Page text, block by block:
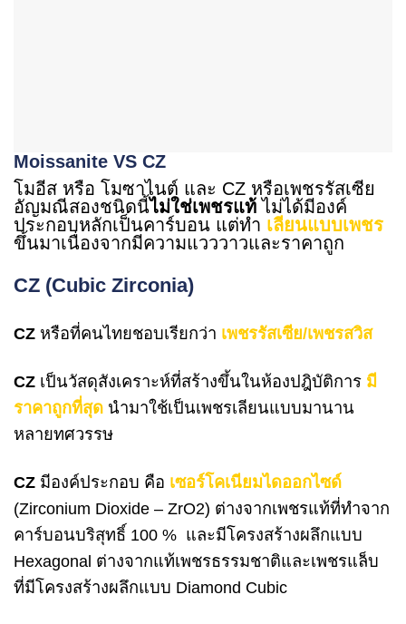
Moissanite VS CZ
โมอีส หรือ โมซาไนต์ และ CZ หรือเพชรรัสเซีย
อัญมณีสองชนิดนี้ไม่ใช่เพชรแท้ ไม่ได้มีองค์
ประกอบหลักเป็นคาร์บอน แต่ทำ เลียนแบบเพชร
ขึ้นมาเนื่องจากมีความแวววาวและราคาถูก
CZ (Cubic Zirconia)
CZ หรือที่คนไทยชอบเรียกว่า เพชรรัสเซีย/เพชรสวิส
CZ เป็นวัสดุสังเคราะห์ที่สร้างขึ้นในห้องปฎิบัติการ มี
ราคาถูกที่สุด นำมาใช้เป็นเพชรเลียนแบบมานาน
หลายทศวรรษ
CZ มีองค์ประกอบ คือ เซอร์โคเนียมไดออกไซด์
(Zirconium Dioxide – ZrO2) ต่างจากเพชรแท้ที่ทำจาก
คาร์บอนบริสุทธิ์ 100 % และมีโครงสร้างผลึกแบบ
Hexagonal ต่างจากแท้เพชรธรรมชาติและเพชรแล็บ
ที่มีโครงสร้างผลึกแบบ Diamond Cubic